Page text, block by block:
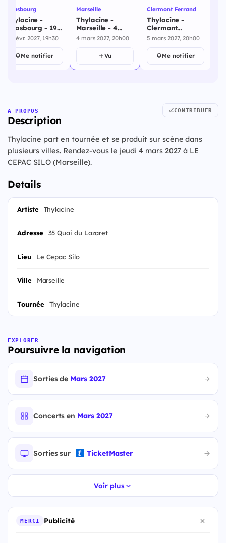
Strasbourg
Thylacine -
Strasbourg - 19
février 2027
19 févr. 2027, 19h30
Me notifier
Marseille
Thylacine -
Marseille - 4
mars 2027
4 mars 2027, 20h00
Vu
Clermont Ferrand
Thylacine -
Clermont
Ferrand - 5 mars
5 mars 2027, 20h00
Me notifier
À PROPOS
Description
CONTRIBUER
Thylacine part en tournée et se produit sur scène dans
plusieurs villes. Rendez-vous le jeudi 4 mars 2027 à LE
CEPAC SILO (Marseille).
Details
Artiste Thylacine
Adresse 35 Quai du Lazaret
Lieu Le Cepac Silo
Ville Marseille
Tournée Thylacine
EXPLORER
Poursuivre la navigation
Sorties de Mars 2027
Concerts en Mars 2027
Sorties sur TicketMaster
Voir plus
MERCI Publicité